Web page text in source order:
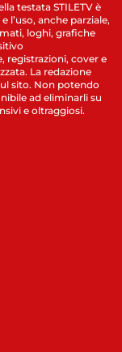
testata STILETV è
l’uso, anche parziale,
loghi, grafiche
registrazioni, cover e
La redazione
sito. Non potendo
ad eliminarli su
e oltraggiosi.